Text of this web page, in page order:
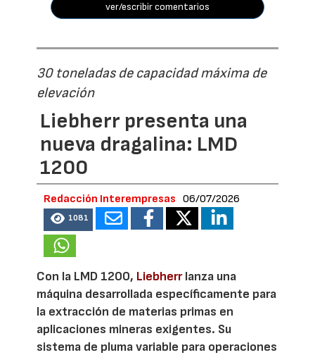
ver/escribir comentarios
30 toneladas de capacidad máxima de
elevación
Liebherr presenta una
nueva dragalina: LMD
1200
Redacción Interempresas 06/07/2026
1081
Con la LMD 1200, Liebherrlanza una
máquina desarrollada específicamente para
la extracción de materias primas en
aplicaciones mineras exigentes. Su
sistema de pluma variable para operaciones